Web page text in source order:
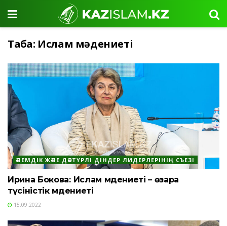
Таңба: Ислам мәдениеті
ӘЛЕМДІК ЖӘНЕ ДӘСТҮРЛІ ДІНДЕР ЛИДЕРЛЕРІНІҢ СЪЕЗІ
Ирина Бокова: Ислам мәдениеті – өзара
түсіністік мәдениеті
15.09.2022